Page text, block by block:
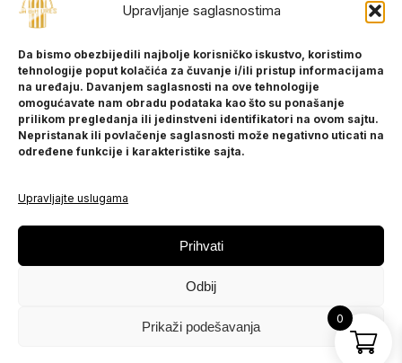
Upravljanje saglasnostima
Da bismo obezbijedili najbolje korisničko iskustvo, koristimo
tehnologije poput kolačića za čuvanje i/ili pristup informacijama
na uređaju. Davanjem saglasnosti na ove tehnologije
omogućavate nam obradu podataka kao što su ponašanje
prilikom pregledanja ili jedinstveni identifikatori na ovom sajtu.
Nepristanak ili povlačenje saglasnosti može negativno uticati na
određene funkcije i karakteristike sajta.
Upravljajte uslugama
Prihvati
Odbij
Prikaži podešavanja
INFORMACIJE
O nama
Kontakt
POMOĆ
Politika privatnosti
PRATITE NAS
Instagram
0